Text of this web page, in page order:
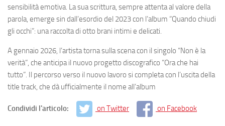
sensibilità emotiva. La sua scrittura, sempre attenta al valore della
parola, emerge sin dall’esordio del 2023 con l’album “Quando chiudi
gli occhi”: una raccolta di otto brani intimi e delicati.
A gennaio 2026, l’artista torna sulla scena con il singolo “Non è la
verità”, che anticipa il nuovo progetto discografico “Ora che hai
tutto”. Il percorso verso il nuovo lavoro si completa con l’uscita della
title track, che dà ufficialmente il nome all’album
Condividi l'articolo: on Twitter on Facebook